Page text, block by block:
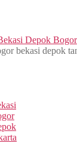
Depok Bogor
bekasi depok